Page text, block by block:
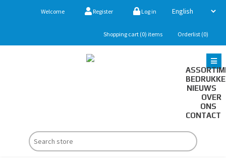
Welcome Register Log in
Shopping cart (0) items Orderlist (0)
NIEUWS
OVER
ONS
CONTACT